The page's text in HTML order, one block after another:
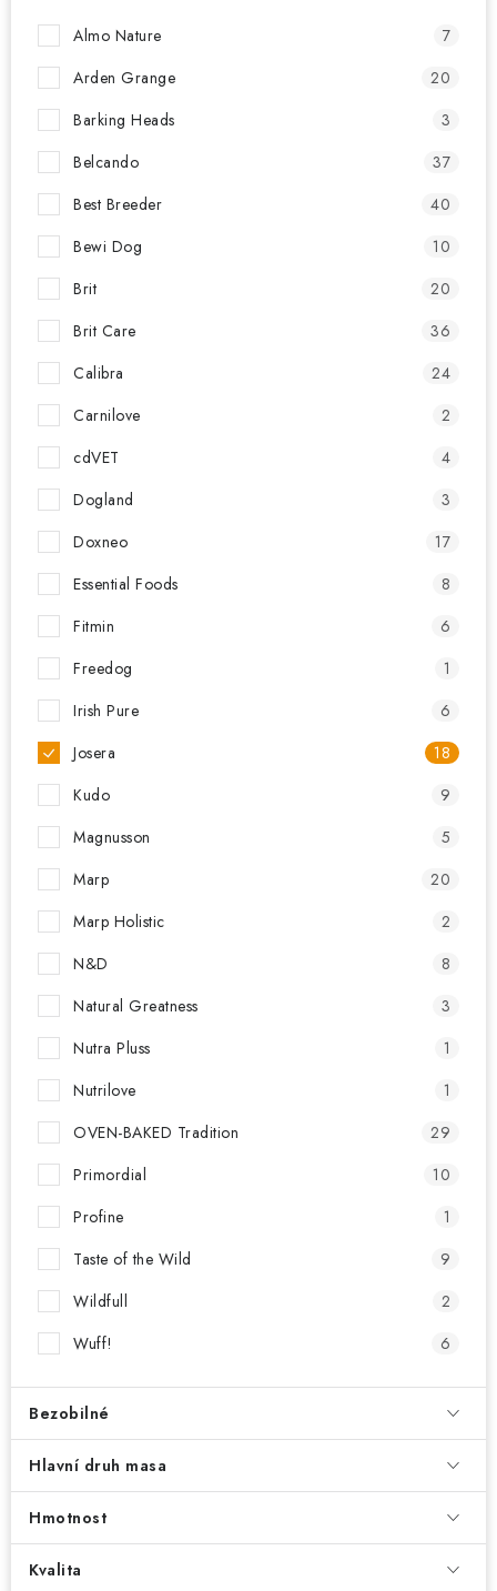
Almo Nature
7
Arden Grange
20
Barking Heads
3
Belcando
37
Best Breeder
40
Bewi Dog
10
Brit
20
Brit Care
36
Calibra
24
Carnilove
2
cdVET
4
Dogland
3
Doxneo
17
Essential Foods
8
Fitmin
6
Freedog
1
Irish Pure
6
Josera
18
Kudo
9
Magnusson
5
Marp
20
Marp Holistic
2
N&D
8
Natural Greatness
3
Nutra Pluss
1
Nutrilove
1
OVEN-BAKED Tradition
29
Primordial
10
Profine
1
Taste of the Wild
9
Wildfull
2
Wuff!
6
Bezobilné
Hlavní druh masa
Hmotnost
Kvalita